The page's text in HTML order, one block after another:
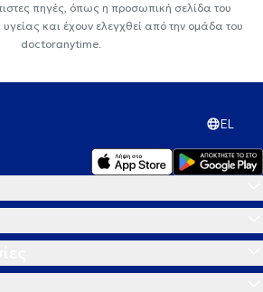
πηγές, όπως η προσωπική σελίδα του
και έχουν ελεγχθεί από την ομάδα του
doctoranytime.
EL